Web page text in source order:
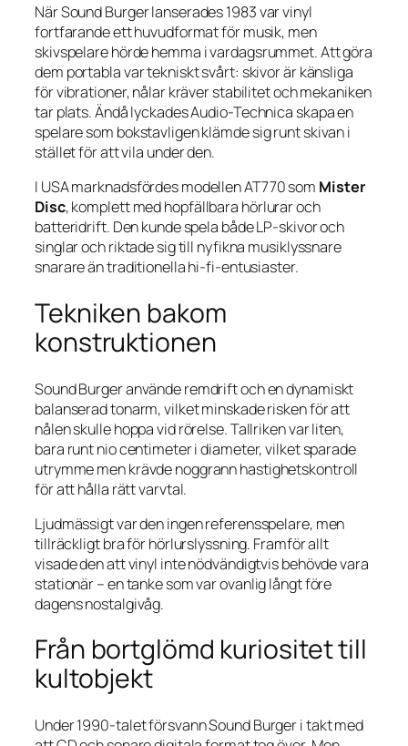
När Sound Burger lanserades 1983 var vinyl
fortfarande ett huvudformat för musik, men
skivspelare hörde hemma i vardagsrummet. Att göra
dem portabla var tekniskt svårt: skivor är känsliga
för vibrationer, nålar kräver stabilitet och mekaniken
tar plats. Ändå lyckades Audio-Technica skapa en
spelare som bokstavligen klämde sig runt skivan i
stället för att vila under den.
I USA marknadsfördes modellen AT770 som Mister
Disc, komplett med hopfällbara hörlurar och
batteridrift. Den kunde spela både LP-skivor och
singlar och riktade sig till nyfikna musiklyssnare
snarare än traditionella hi-fi-entusiaster.
Tekniken bakom
konstruktionen
Sound Burger använde remdrift och en dynamiskt
balanserad tonarm, vilket minskade risken för att
nålen skulle hoppa vid rörelse. Tallriken var liten,
bara runt nio centimeter i diameter, vilket sparade
utrymme men krävde noggrann hastighetskontroll
för att hålla rätt varvtal.
Ljudmässigt var den ingen referensspelare, men
tillräckligt bra för hörlurslyssning. Framför allt
visade den att vinyl inte nödvändigtvis behövde vara
stationär – en tanke som var ovanlig långt före
dagens nostalgivåg.
Från bortglömd kuriositet till
kultobjekt
Under 1990-talet försvann Sound Burger i takt med